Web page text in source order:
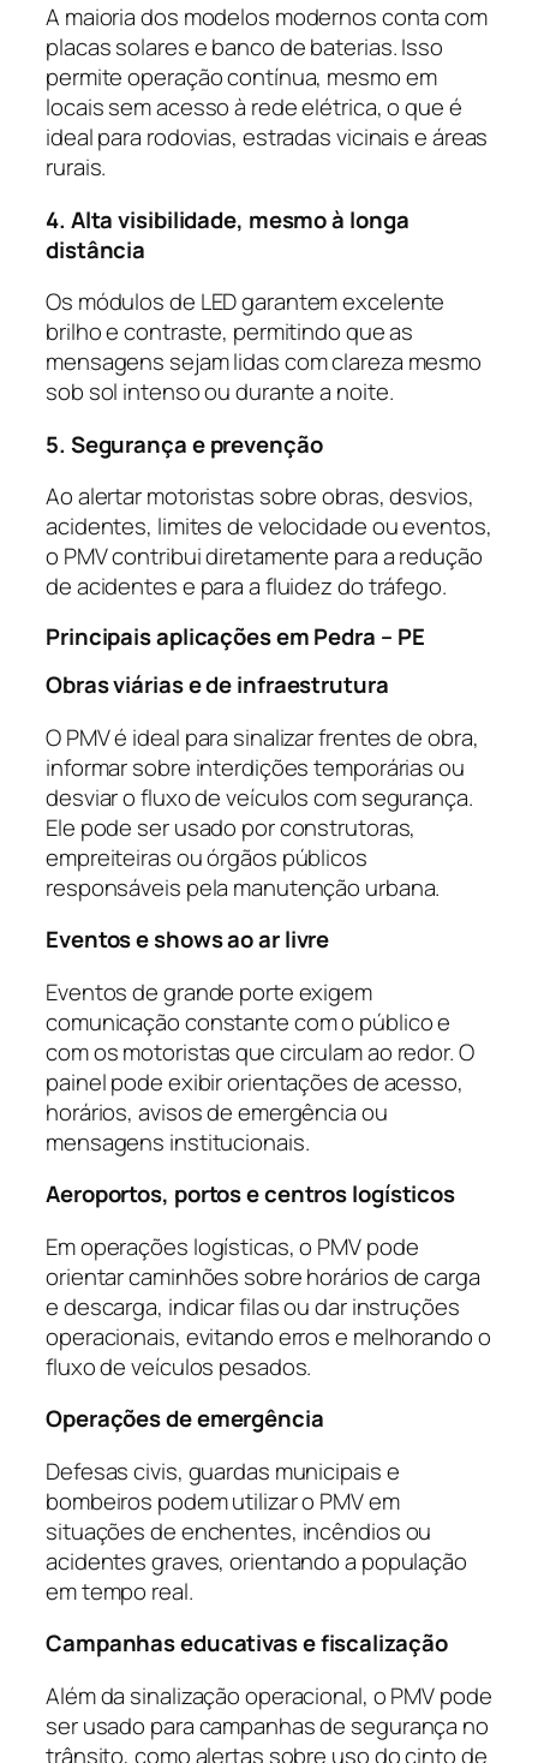
A maioria dos modelos modernos conta com
placas solares e banco de baterias. Isso
permite operação contínua, mesmo em
locais sem acesso à rede elétrica, o que é
ideal para rodovias, estradas vicinais e áreas
rurais.
4. Alta visibilidade, mesmo à longa
distância
Os módulos de LED garantem excelente
brilho e contraste, permitindo que as
mensagens sejam lidas com clareza mesmo
sob sol intenso ou durante a noite.
5. Segurança e prevenção
Ao alertar motoristas sobre obras, desvios,
acidentes, limites de velocidade ou eventos,
o PMV contribui diretamente para a redução
de acidentes e para a fluidez do tráfego.
Principais aplicações em Pedra – PE
Obras viárias e de infraestrutura
O PMV é ideal para sinalizar frentes de obra,
informar sobre interdições temporárias ou
desviar o fluxo de veículos com segurança.
Ele pode ser usado por construtoras,
empreiteiras ou órgãos públicos
responsáveis pela manutenção urbana.
Eventos e shows ao ar livre
Eventos de grande porte exigem
comunicação constante com o público e
com os motoristas que circulam ao redor. O
painel pode exibir orientações de acesso,
horários, avisos de emergência ou
mensagens institucionais.
Aeroportos, portos e centros logísticos
Em operações logísticas, o PMV pode
orientar caminhões sobre horários de carga
e descarga, indicar filas ou dar instruções
operacionais, evitando erros e melhorando o
fluxo de veículos pesados.
Operações de emergência
Defesas civis, guardas municipais e
bombeiros podem utilizar o PMV em
situações de enchentes, incêndios ou
acidentes graves, orientando a população
em tempo real.
Campanhas educativas e fiscalização
Além da sinalização operacional, o PMV pode
ser usado para campanhas de segurança no
trânsito, como alertas sobre uso do cinto de